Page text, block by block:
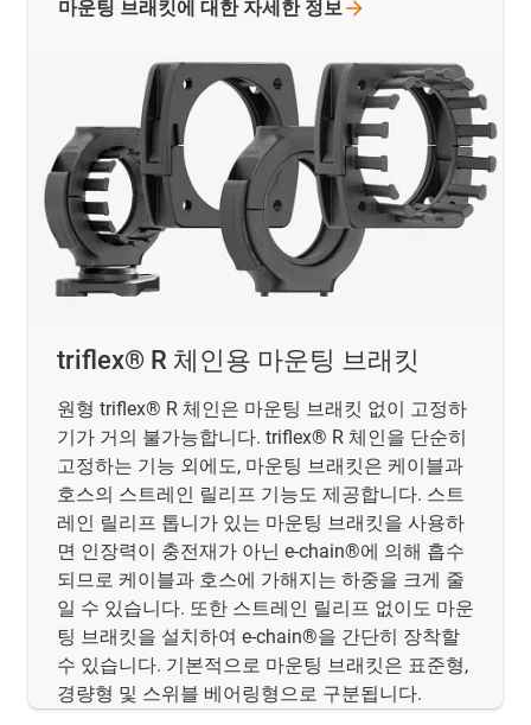
triflex® R 체인용 마운팅 브래킷
원형 triflex® R 체인은 마운팅 브래킷 없이 고정하
기가 거의 불가능합니다. triflex® R 체인을 단순히
고정하는 기능 외에도, 마운팅 브래킷은 케이블과
호스의 스트레인 릴리프 기능도 제공합니다. 스트
레인 릴리프 톱니가 있는 마운팅 브래킷을 사용하
면 인장력이 충전재가 아닌 e-chain®에 의해 흡수
되므로 케이블과 호스에 가해지는 하중을 크게 줄
일 수 있습니다. 또한 스트레인 릴리프 없이도 마운
팅 브래킷을 설치하여 e-chain®을 간단히 장착할
수 있습니다. 기본적으로 마운팅 브래킷은 표준형,
경량형 및 스위블 베어링형으로 구분됩니다.
마운팅 브래킷에 대한 자세한 정보